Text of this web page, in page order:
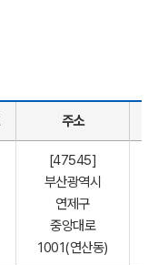
주소
[47545]
부산광역시
연제구
중앙대로
1001(연산동)